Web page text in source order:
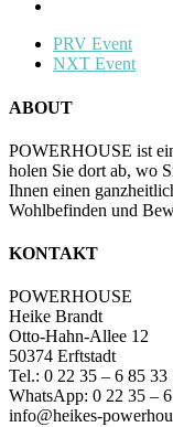
PRV Event
NXT Event
ABOUT
POWERHOUSE ist
holen Sie dort ab, wo
Ihnen einen
Wohlbefinden und
KONTAKT
POWERHOUSE
Heike Brandt
Otto-Hahn-Allee 12
50374 Erftstadt
Tel.: 0 22 35 – 6 85 33
WhatsApp: 0 22 35 –
info@heikes-